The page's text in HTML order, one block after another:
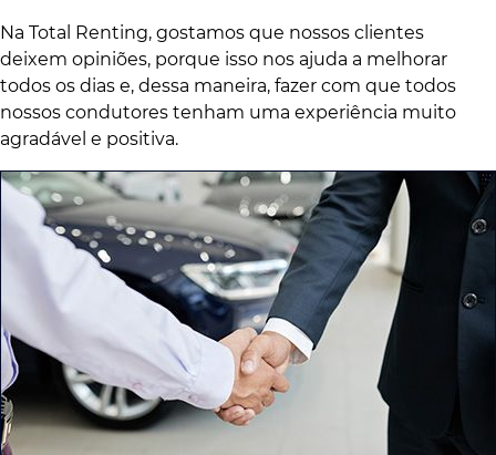
Na Total Renting, gostamos que nossos clientes
deixem opiniões, porque isso nos ajuda a melhorar
todos os dias e, dessa maneira, fazer com que todos
nossos condutores tenham uma experiência muito
agradável e positiva.